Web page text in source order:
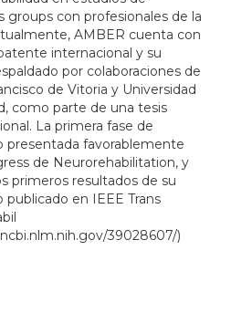
groups con profesionales de la
AMBER cuenta con
internacional y su
por colaboraciones de
de Vitoria y Universidad
como parte de una tesis
La primera fase de
presentada favorablemente
de Neurorehabilitation, y
primeros resultados de su
publicado en IEEE Trans
39028607/)